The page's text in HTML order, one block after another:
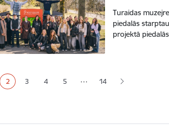
Turaidas
piedalās
projektā
Pašreizējā lapa
2 Lapa
3 Lapa
4 Lapa
5 … 14